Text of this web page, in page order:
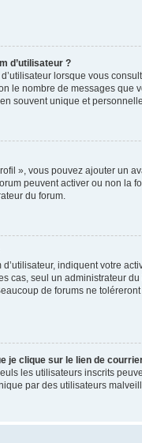
d’utilisateur ?
lorsque vous
le nombre de messages
souvent unique et
», vous pouvez ajouter un
peuvent activer ou non
du forum.
indiquent votre
cas, seul un administrateur
de forums ne
je clique sur le lien de
les utilisateurs inscrits
par des utilisateurs